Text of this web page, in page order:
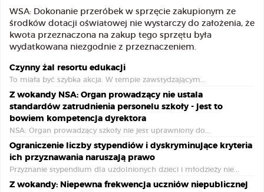
WSA: Dokonanie przeróbek w sprzęcie zakupionym ze
środków dotacji oświatowej nie wystarczy do założenia, że
kwota przeznaczona na zakup tego sprzętu była
wydatkowana niezgodnie z przeznaczeniem.
Czynny żal resortu edukacji
To miała być szybka akcja. W tempie zawstydzającym...
Z wokandy NSA: Organ prowadzący nie ustala
standardów zatrudnienia personelu szkoły - jest to
bowiem kompetencja dyrektora
NSA: Organ prowadzący szkoły nie jest uprawniony do...
Ograniczenie liczby stypendiów i dyskryminujące kryteria
ich przyznawania naruszają prawo
Przyznanie stypendium dla uzdolnionych dzieci i młodzieży nie...
Z wokandy: Niepewna frekwencja uczniów niepublicznej